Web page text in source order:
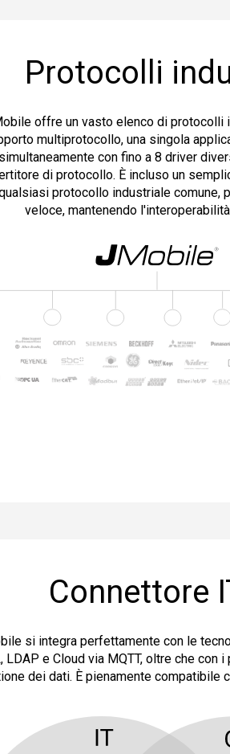
Protocolli
offre un vasto elenco di protocolli
multiprotocollo, una singola
simultaneamente con fino a 8 driver
di protocollo. È incluso un
protocollo industriale comune,
veloce, mantenendo
Connettore
si integra perfettamente con le
LDAP e Cloud via MQTT, oltre che con
dei dati. È pienamente compatibile